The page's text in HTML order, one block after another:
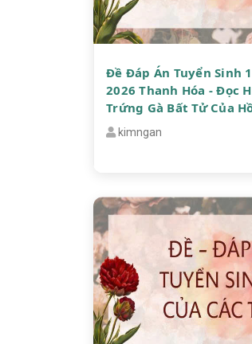
Đề Đáp Án Tuyển Sinh
2026 Thanh Hóa - Đọc
Trứng Gà Bất Tử Của
kimngan